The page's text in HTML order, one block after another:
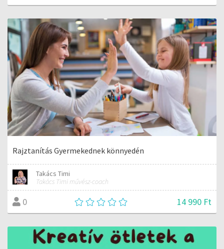
Rajztanítás Gyermekednek könnyedén
Takács Timi
Takács Timi művész-coach
0 14 990 Ft